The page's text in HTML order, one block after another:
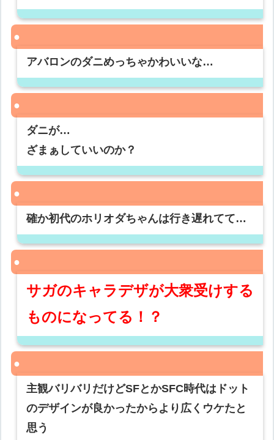
アバロンのダニめっちゃかわいいな…
ダニが…
ざまぁしていいのか？
確か初代のホリオダちゃんは行き遅れてて…
サガのキャラデザが大衆受けする
ものになってる！？
主観バリバリだけどSFとかSFC時代はドット
のデザインが良かったからより広くウケたと
思う